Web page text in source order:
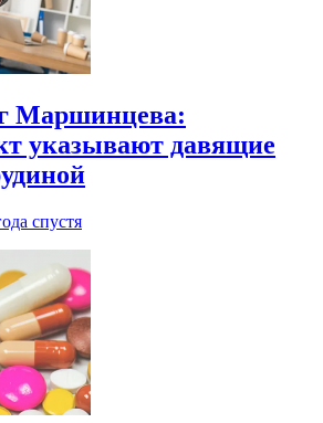
Маршинцева:
указывают давящие
спустя